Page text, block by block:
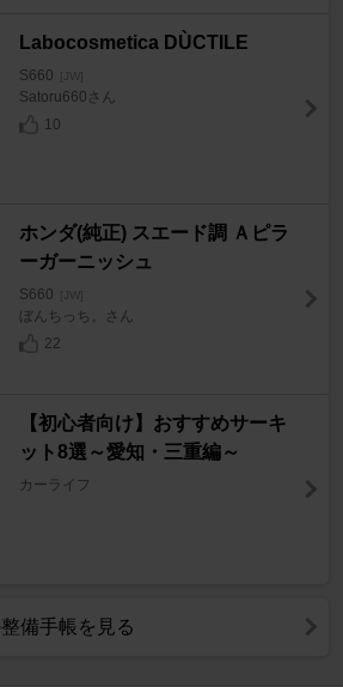
Labocosmetica DÙCTILE
S660 [JW]
Satoru660さん
10
ホンダ(純正) スエード調 Ａピラ
ーガーニッシュ
S660 [JW]
ぼんちっち。さん
22
【初心者向け】おすすめサーキ
ット8選～愛知・三重編～
カーライフ
備手帳を見る